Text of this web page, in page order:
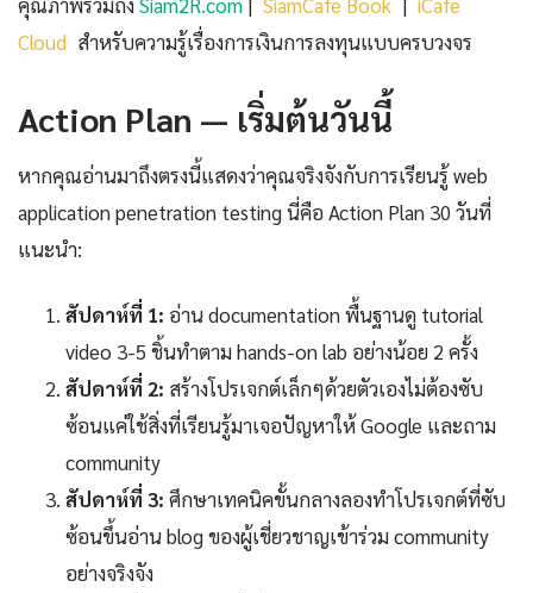
Cloud สำหรับความรู้เรื่องการเงินการลงทุนแบบครบวงจร
Action Plan — เริ่มต้นวันนี้
หากคุณอ่านมาถึงตรงนี้แสดงว่าคุณจริงจังกับการเรียนรู้ web
application penetration testing นี่คือ Action Plan 30 วันที่
แนะนำ:
สัปดาห์ที่ 1: อ่าน documentation พื้นฐานดู tutorial
video 3-5 ชิ้นทำตาม hands-on lab อย่างน้อย 2 ครั้ง
สัปดาห์ที่ 2: สร้างโปรเจกต์เล็กๆด้วยตัวเองไม่ต้องซับ
ซ้อนแค่ใช้สิ่งที่เรียนรู้มาเจอปัญหาให้ Google และถาม
community
สัปดาห์ที่ 3: ศึกษาเทคนิคขั้นกลางลองทำโปรเจกต์ที่ซับ
ซ้อนขึ้นอ่าน blog ของผู้เชี่ยวชาญเข้าร่วม community
อย่างจริงจัง